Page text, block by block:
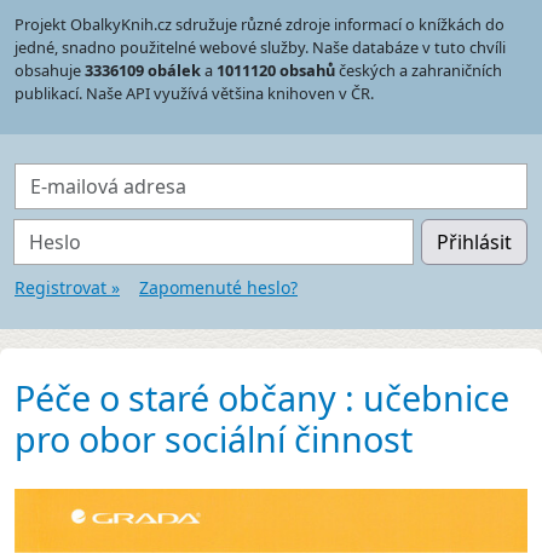
Projekt ObalkyKnih.cz sdružuje různé zdroje informací o knížkách do
jedné, snadno použitelné webové služby. Naše databáze v tuto chvíli
obsahuje3336109 obáleka 1011120 obsahůčeských a zahraničních
publikací. Naše API využívá většina knihoven v ČR.
E-mailová adresa
Heslo Přihlásit
Registrovat » Zapomenuté heslo?
Péče o staré občany : učebnice
pro obor sociální činnost